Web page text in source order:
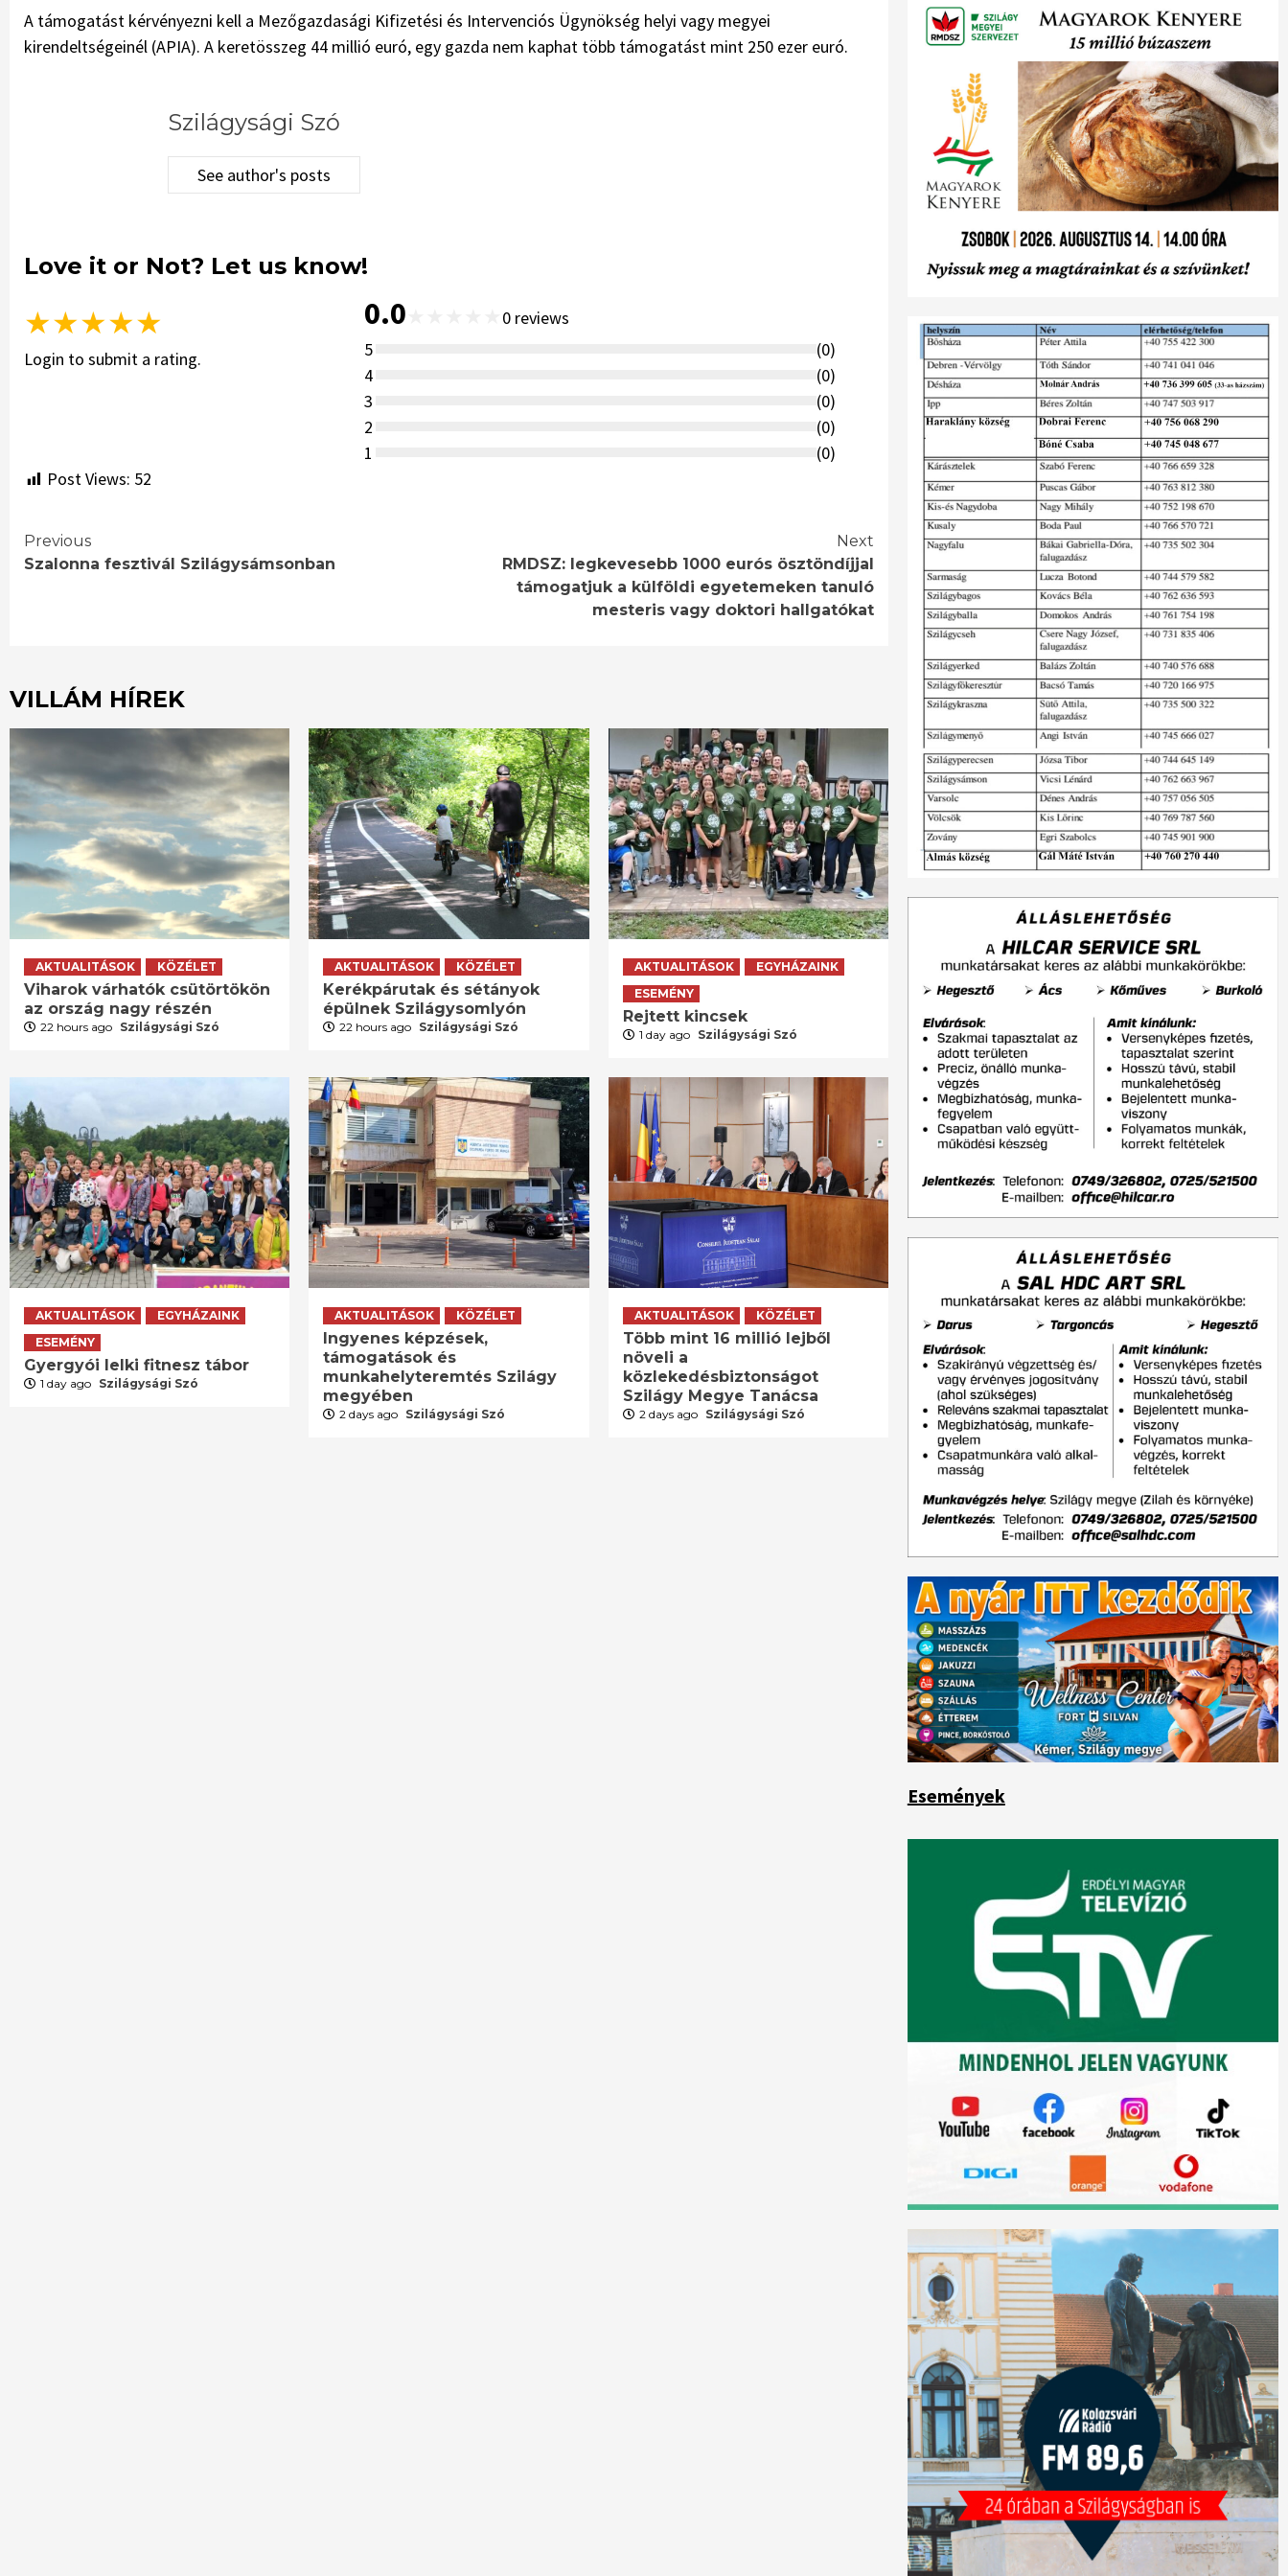
A támogatást kérvényezni kell a Mezőgazdasági Kifizetési és Intervenciós Ügynökség helyi vagy megyei
kirendeltségeinél (APIA). A keretösszeg 44 millió euró, egy gazda nem kaphat több támogatást mint 250 ezer euró.
Szilágysági Szó
See author's posts
Love it or Not? Let us know!
★★★★★
Login to submit a rating.
0.0 0 reviews
5
(0)
4
(0)
3
(0)
2
(0)
1
(0)
Post Views: 52
Continue
Previous
Szalonna fesztivál Szilágysámsonban
Next
RMDSZ: legkevesebb 1000 eurós ösztöndíjjal
támogatjuk a külföldi egyetemeken tanuló
mesteris vagy doktori hallgatókat
VILLÁM HÍREK
AKTUALITÁSOK KÖZÉLET
Viharok várhatók csütörtökön
az ország nagy részén
22 hours ago Szilágysági Szó
AKTUALITÁSOK KÖZÉLET
Kerékpárutak és sétányok
épülnek Szilágysomlyón
22 hours ago Szilágysági Szó
AKTUALITÁSOK
EGYHÁZAINK
ESEMÉNY
Rejtett kincsek
1 day ago Szilágysági Szó
AKTUALITÁSOK
EGYHÁZAINK
ESEMÉNY
Gyergyói lelki fitnesz tábor
1 day ago Szilágysági Szó
AKTUALITÁSOK KÖZÉLET
Ingyenes képzések,
támogatások és
munkahelyteremtés Szilágy
megyében
2 days ago Szilágysági Szó
AKTUALITÁSOK KÖZÉLET
Több mint 16 millió lejből
növeli a
közlekedésbiztonságot
Szilágy Megye Tanácsa
2 days ago Szilágysági Szó
Események